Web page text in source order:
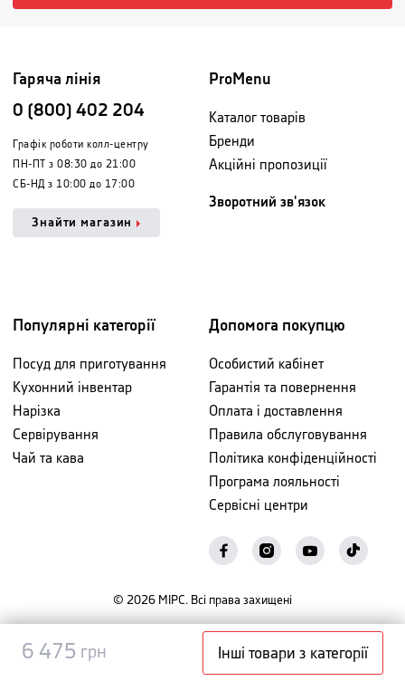
6 475 грн
про наявність
6 475 грн Інші товари з категорії
Гаряча лінія
0 (800) 402 204
Графік роботи колл-центру
ПН-ПТ з 08:30 до 21:00
СБ-НД з 10:00 до 17:00
Знайти магазин
ProMenu
Каталог товарів
Бренди
Акційні пропозиції
Зворотний зв'язок
Популярні категорії
Посуд для приготування
Кухонний інвентар
Нарізка
Сервірування
Чай та кава
Допомога покупцю
Особистий кабінет
Гарантія та повернення
Оплата і доставлення
Правила обслуговування
Політика конфіденційності
Програма лояльності
Сервісні центри
© 2026 МІРС. Всі права захищені